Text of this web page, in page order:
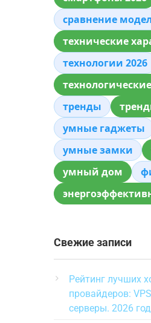
сравнение
технические
технологии 2026
тренды
умные гаджеты
умные замки
умный дом
Свежие записи
Рейтинг лучших
провайдеров:
серверы. 2026